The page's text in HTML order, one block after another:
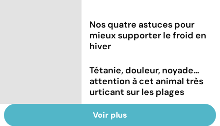
Nos quatre astuces pour
mieux supporter le froid en
hiver
Tétanie, douleur, noyade…
attention à cet animal très
urticant sur les plages
Voir plus